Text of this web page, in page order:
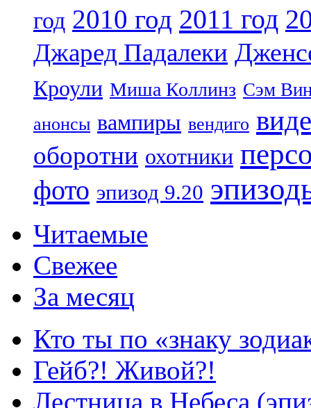
год 2010 год 2011 год
Джаред Падалеки
Кроули Миша Коллинз Сэм
анонсы вампиры вендиго
оборотни охотники
фото эпизод 9.20
Читаемые
Свежее
За месяц
Кто ты по «знаку
Гейб?! Живой?!
Лестница в Небеса